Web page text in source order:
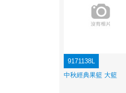
9171138L
中秋經典果籃 大籃